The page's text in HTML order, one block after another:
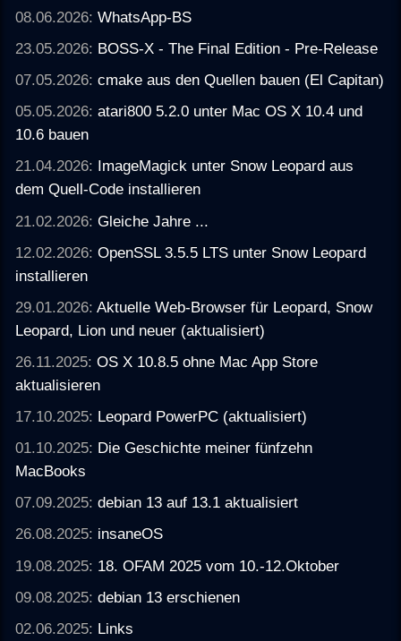
08.06.2026:WhatsApp-BS
23.05.2026: BOSS-X - The Final Edition - Pre-Release
07.05.2026:cmake aus den Quellen bauen (El Capitan)
05.05.2026:atari800 5.2.0 unter Mac OS X 10.4 und
10.6 bauen
21.04.2026: ImageMagick unter Snow Leopard aus
dem Quell-Code installieren
21.02.2026:Gleiche Jahre ...
12.02.2026:OpenSSL 3.5.5 LTS unter Snow Leopard
installieren
29.01.2026:Aktuelle Web-Browser für Leopard, Snow
Leopard, Lion und neuer (aktualisiert)
26.11.2025:OS X 10.8.5 ohne Mac App Store
aktualisieren
17.10.2025: Leopard PowerPC (aktualisiert)
01.10.2025: Die Geschichte meiner fünfzehn
MacBooks
07.09.2025:debian 13 auf 13.1 aktualisiert
26.08.2025: insaneOS
19.08.2025: 18. OFAM 2025 vom 10.-12.Oktober
09.08.2025:debian 13 erschienen
02.06.2025: Links